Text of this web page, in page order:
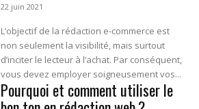
22 juin 2021
L’objectif de la rédaction e-commerce est
non seulement la visibilité, mais surtout
d’inciter le lecteur à l’achat. Par conséquent,
vous devez employer soigneusement vos...
Pourquoi et comment utiliser le